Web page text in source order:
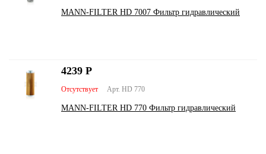
MANN-FILTER HD 7007 Фильтр гидравлический
Арт. HD 770
Отсутствует
MANN-FILTER HD 770 Фильтр гидравлический
4239 Р